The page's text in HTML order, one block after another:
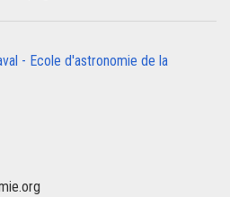
- Ecole d'astronomie de la